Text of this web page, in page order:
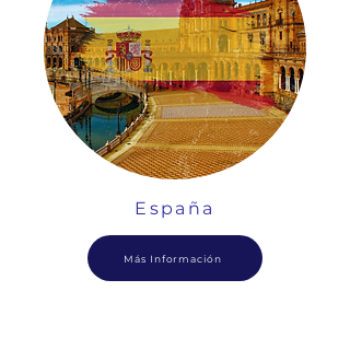
España
Más Información